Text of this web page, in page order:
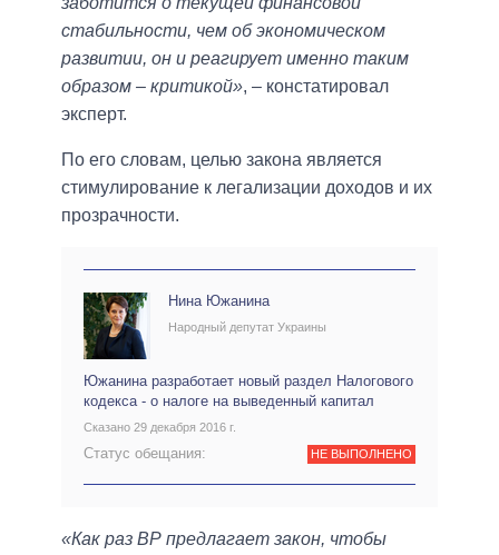
стабильности, чем об экономическом
развитии, он и реагирует именно таким
образом – критикой», – констатировал
эксперт.
По его словам, целью закона является
стимулирование к легализации доходов и их
прозрачности.
Нина Южанина
Народный депутат Украины
Южанина разработает новый раздел Налогового
кодекса - о налоге на выведенный капитал
Сказано 29 декабря 2016 г.
Статус обещания: НЕ ВЫПОЛНЕНО
«Как раз ВР предлагает закон, чтобы